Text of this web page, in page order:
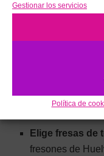
Gestionar los servicios
Política de
madurez aporta
No añadas
frecuente.
Enfría el bol
congelador 5
Elige fresas de
fresones de